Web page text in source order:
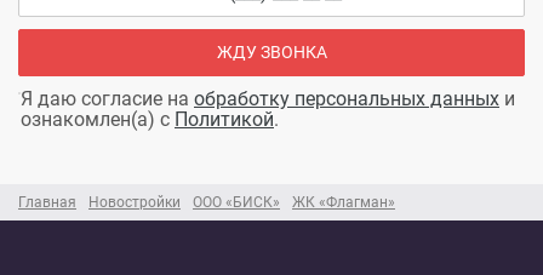
Главная Новостройки ООО «БИСК» ЖК «Флагман»
ЖДУ ЗВОНКА
Я даю согласие на обработку персональных данных и
ознакомлен(а) с Политикой.